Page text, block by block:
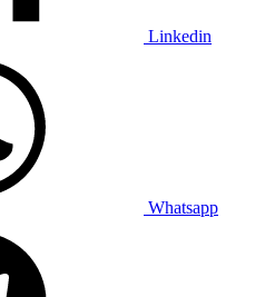
Linkedin
Whatsapp